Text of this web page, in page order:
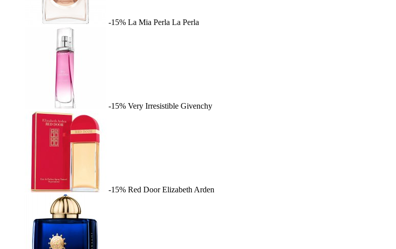
-15% La Mia Perla La Perla
-15% Very Irresistible Givenchy
-15% Red Door Elizabeth Arden